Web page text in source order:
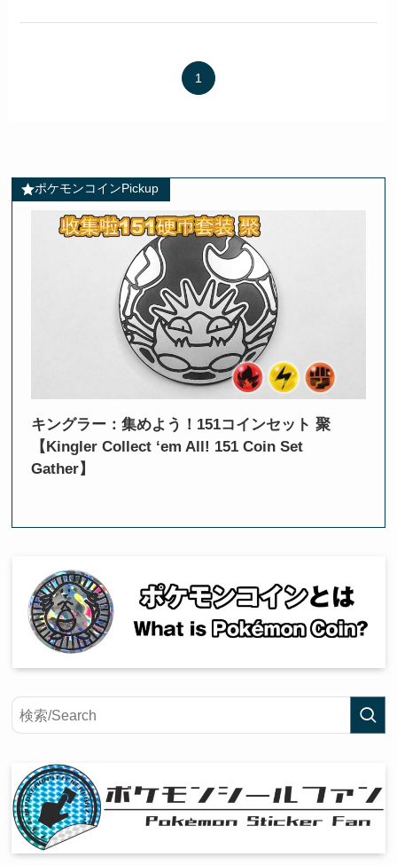
1
ポケモンコインPickup
キングラー：集めよう！151コインセット 聚
【Kingler Collect ‘em All! 151 Coin Set
Gather】